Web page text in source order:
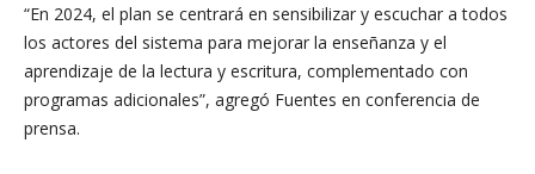
“En 2024, el plan se centrará en sensibilizar y escuchar a todos
los actores del sistema para mejorar la enseñanza y el
aprendizaje de la lectura y escritura, complementado con
programas adicionales”, agregó Fuentes en conferencia de
prensa.